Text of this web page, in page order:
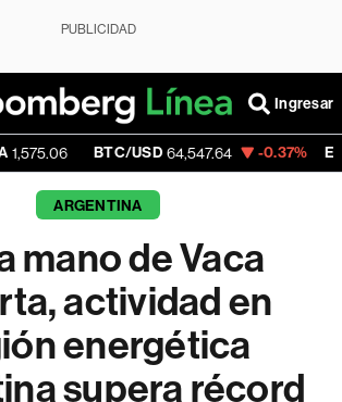
PUBLICIDAD
Ingresar
BTC/USD 64,547.64 -0.37% ETH/USD
ARGENTINA
mano de Vaca
actividad en
energética
supera récord